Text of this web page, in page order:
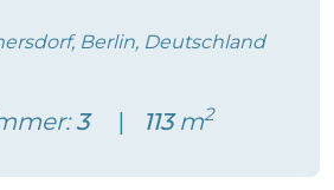
Berlin, Deutschland
3 113m2